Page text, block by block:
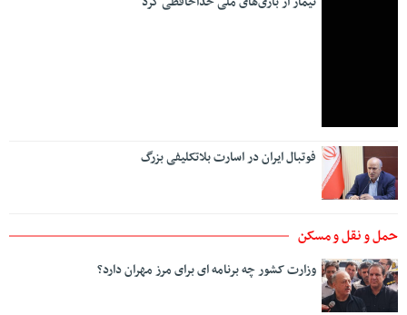
فوتبال ایران در اسارت بلاتکلیفی بزرگ
حمل و نقل و مسکن
وزارت کشور چه برنامه ای برای مرز مهران دارد؟